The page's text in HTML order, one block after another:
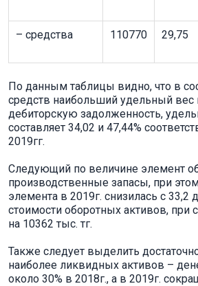
– средства 110770 29,75
По данным таблицы видно, что в
средств наибольший удельный вес
дебиторскую задолженность,
составляет 34,02 и 47,44%
2019гг.
Следующий по величине элемент
производственные запасы, при
элемента в 2019г. снизилась с 33,2
стоимости оборотных активов,
на 10362 тыс. тг.
Также следует выделить
наиболее ликвидных активов –
около 30% в 2018г., а в 2019г.